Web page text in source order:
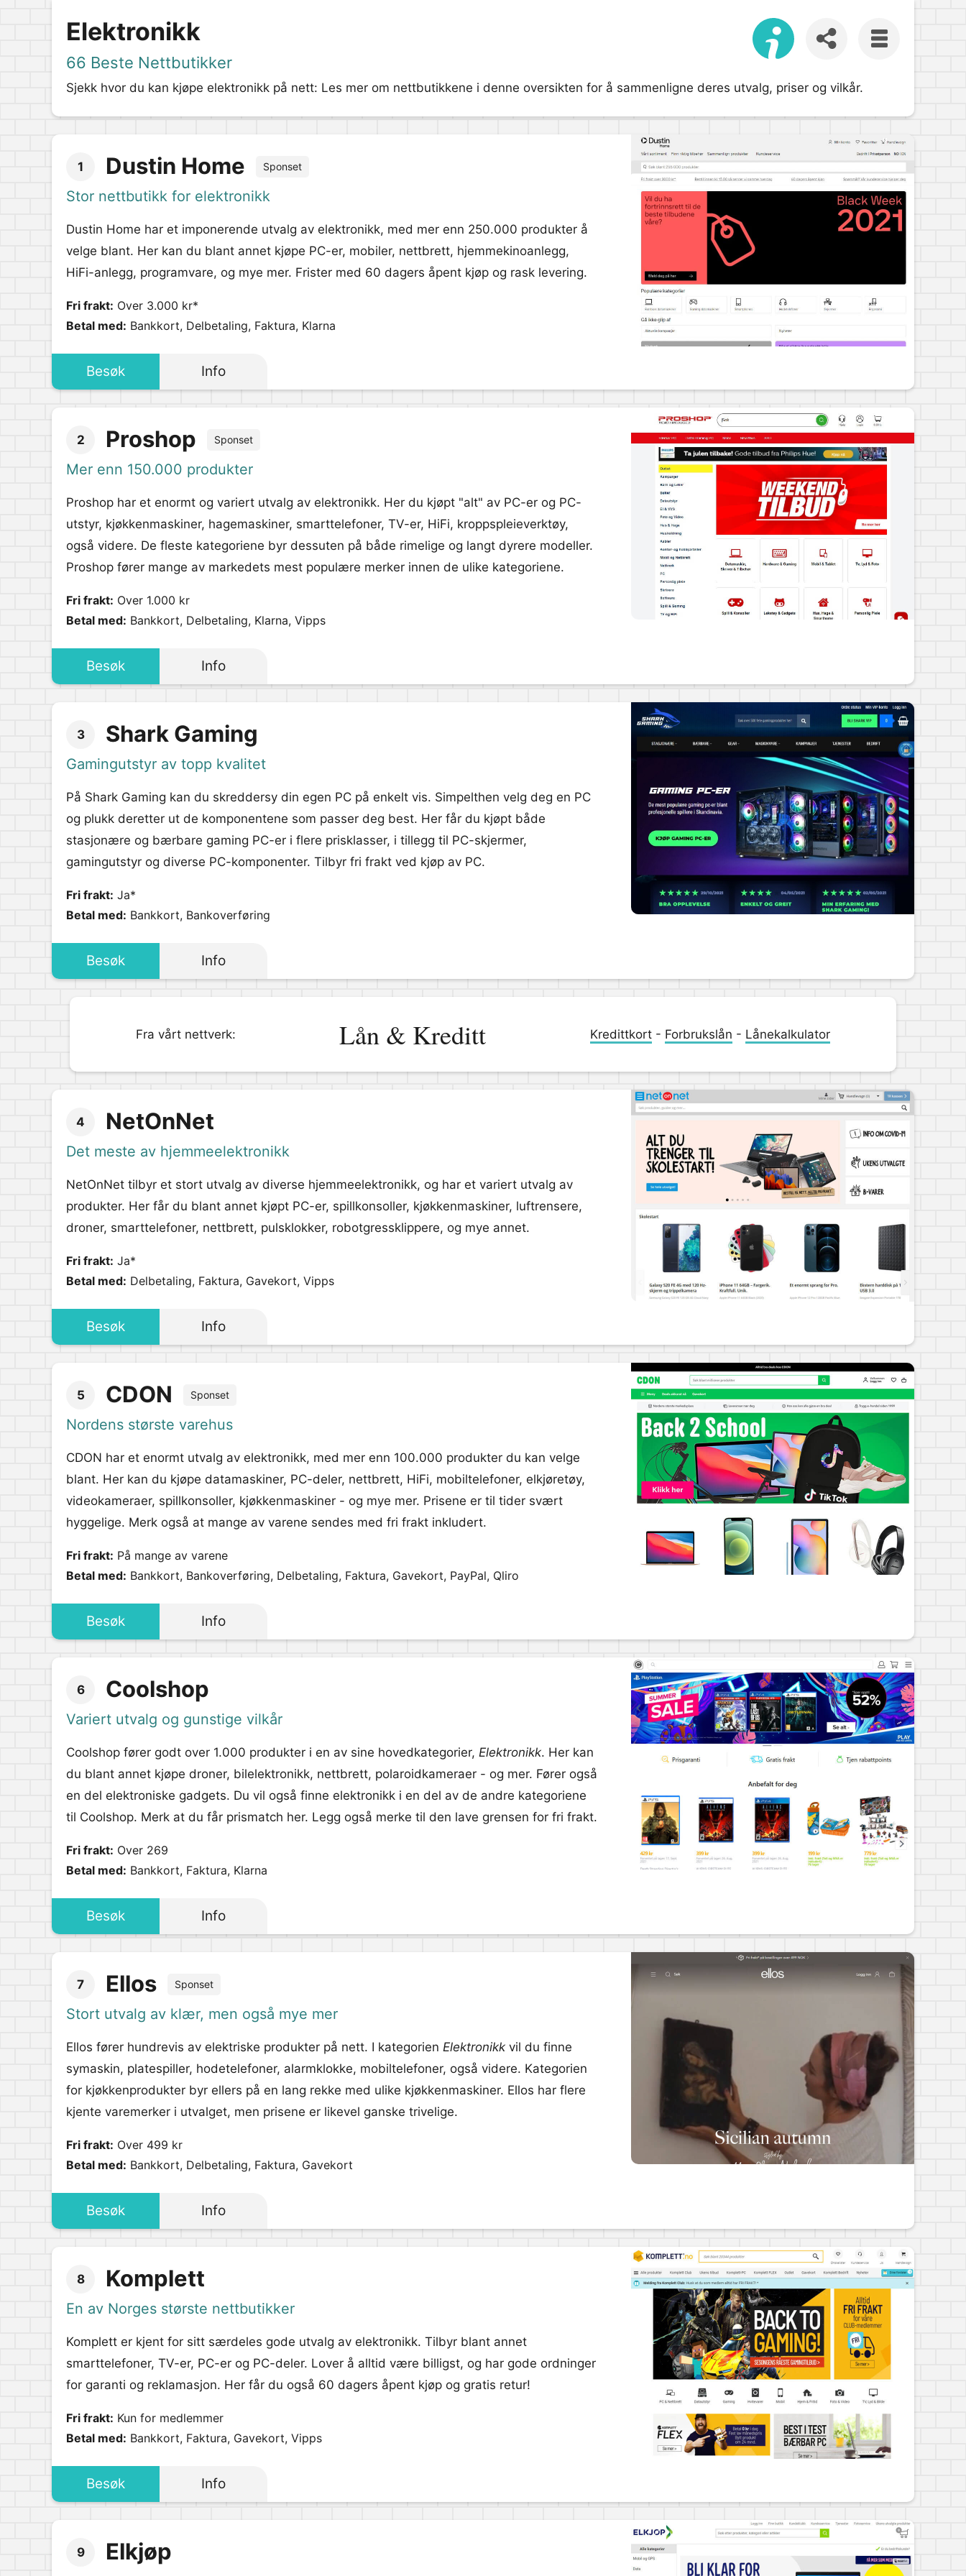
Elektronikk
66 Beste Nettbutikker
Sjekk hvor du kan kjøpe elektronikk på nett: Les mer om nettbutikkene i denne oversikten for å sammenligne deres utvalg, priser og vilkår.
1 Dustin Home Sponset
Stor nettbutikk for elektronikk
Dustin Home har et imponerende utvalg av elektronikk, med mer enn 250.000 produkter å
velge blant. Her kan du blant annet kjøpe PC-er, mobiler, nettbrett, hjemmekinoanlegg,
HiFi-anlegg, programvare, og mye mer. Frister med 60 dagers åpent kjøp og rask levering.
Fri frakt: Over 3.000 kr*
Betal med: Bankkort, Delbetaling, Faktura, Klarna
Besøk Info
2 Proshop Sponset
Mer enn 150.000 produkter
Proshop har et enormt og variert utvalg av elektronikk. Her du kjøpt "alt" av PC-er og PC-
utstyr, kjøkkenmaskiner, hagemaskiner, smarttelefoner, TV-er, HiFi, kroppspleieverktøy,
også videre. De fleste kategoriene byr dessuten på både rimelige og langt dyrere modeller.
Proshop fører mange av markedets mest populære merker innen de ulike kategoriene.
Fri frakt: Over 1.000 kr
Betal med: Bankkort, Delbetaling, Klarna, Vipps
Besøk Info
3 Shark Gaming
Gamingutstyr av topp kvalitet
På Shark Gaming kan du skreddersy din egen PC på enkelt vis. Simpelthen velg deg en PC
og plukk deretter ut de komponentene som passer deg best. Her får du kjøpt både
stasjonære og bærbare gaming PC-er i flere prisklasser, i tillegg til PC-skjermer,
gamingutstyr og diverse PC-komponenter. Tilbyr fri frakt ved kjøp av PC.
Fri frakt: Ja*
Betal med: Bankkort, Bankoverføring
Besøk Info
Fra vårt nettverk: Lån & Kreditt Kredittkort- Forbrukslån - Lånekalkulator
4 NetOnNet
Det meste av hjemmeelektronikk
NetOnNet tilbyr et stort utvalg av diverse hjemmeelektronikk, og har et variert utvalg av
produkter. Her får du blant annet kjøpt PC-er, spillkonsoller, kjøkkenmaskiner, luftrensere,
droner, smarttelefoner, nettbrett, pulsklokker, robotgressklippere, og mye annet.
Fri frakt: Ja*
Betal med: Delbetaling, Faktura, Gavekort, Vipps
Besøk Info
5 CDON Sponset
Nordens største varehus
CDON har et enormt utvalg av elektronikk, med mer enn 100.000 produkter du kan velge
blant. Her kan du kjøpe datamaskiner, PC-deler, nettbrett, HiFi, mobiltelefoner, elkjøretøy,
videokameraer, spillkonsoller, kjøkkenmaskiner - og mye mer. Prisene er til tider svært
hyggelige. Merk også at mange av varene sendes med fri frakt inkludert.
Fri frakt: På mange av varene
Betal med: Bankkort, Bankoverføring, Delbetaling, Faktura, Gavekort, PayPal, Qliro
Besøk Info
6 Coolshop
Variert utvalg og gunstige vilkår
Coolshop fører godt over 1.000 produkter i en av sine hovedkategorier, Elektronikk. Her kan
du blant annet kjøpe droner, bilelektronikk, nettbrett, polaroidkameraer - og mer. Fører også
en del elektroniske gadgets. Du vil også finne elektronikk i en del av de andre kategoriene
til Coolshop. Merk at du får prismatch her. Legg også merke til den lave grensen for fri frakt.
Fri frakt: Over 269
Betal med: Bankkort, Faktura, Klarna
Besøk Info
7 Ellos Sponset
Stort utvalg av klær, men også mye mer
Ellos fører hundrevis av elektriske produkter på nett. I kategorien Elektronikk vil du finne
symaskin, platespiller, hodetelefoner, alarmklokke, mobiltelefoner, også videre. Kategorien
for kjøkkenprodukter byr ellers på en lang rekke med ulike kjøkkenmaskiner. Ellos har flere
kjente varemerker i utvalget, men prisene er likevel ganske trivelige.
Fri frakt: Over 499 kr
Betal med: Bankkort, Delbetaling, Faktura, Gavekort
Besøk Info
8 Komplett
En av Norges største nettbutikker
Komplett er kjent for sitt særdeles gode utvalg av elektronikk. Tilbyr blant annet
smarttelefoner, TV-er, PC-er og PC-deler. Lover å alltid være billigst, og har gode ordninger
for garanti og reklamasjon. Her får du også 60 dagers åpent kjøp og gratis retur!
Fri frakt: Kun for medlemmer
Betal med: Bankkort, Faktura, Gavekort, Vipps
Besøk Info
9 Elkjøp